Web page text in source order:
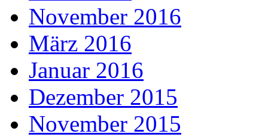
November 2016
März 2016
Januar 2016
Dezember 2015
November 2015